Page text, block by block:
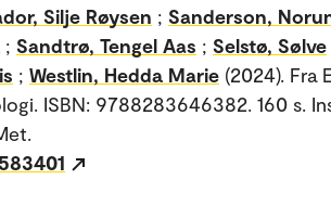
Silje Røysen ; Sanderson,
; Sandtrø, Tengel Aas ; Selstø, Sølve
; Westlin, Hedda Marie (2024). Fra
ISBN: 9788283646382. 160 s.